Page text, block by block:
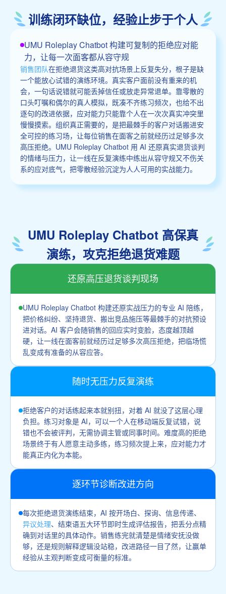
训练闭环缺位，经验止步于个人
UMU Roleplay Chatbot 构建可复制的拒绝应对能
力，让每一次面客都从容守规
销售团队在拒绝退货这类高对抗场景上反复失分，根子是缺
一个能放心试错的演练环境。真实客户面前没有重来的机
会，一句话说错就可能丢掉信任或放走异常退单。靠零散的
口头叮嘱和偶尔的真人模拟，既凑不齐练习频次，也给不出
逐句的改进依据，应对能力只能靠个人在一次次真实冲突里
慢慢摸索。组织真正需要的，是把最棘手的客户对话搬进安
全可控的练习场，让每位销售在面客之前就经历过足够多次
高压拒绝。UMU Roleplay Chatbot 用 AI 还原真实退货谈判
的情绪与压力，让一线在反复演练中练出从容守规又不伤关
系的应对底气，把零散经验沉淀为人人可用的实战能力。
UMU Roleplay Chatbot 高保真
演练，攻克拒绝退货难题
还原高压退货谈判现场
UMU Roleplay Chatbot 构建还原实战压力的专业 AI 陪练，
把价格纠纷、坚持退货、搬出竞品施压等最棘手的对抗预设
进对话。AI 客户会随销售的回应实时变脸，态度越顶越
硬，让一线在面客前就经历过足够多次高压拒绝，把临场慌
乱变成有准备的从容应答。
随时无压力反复演练
拒绝客户的对话练起来本就别扭，对着 AI 就没了这层心理
负担。练习对象是 AI，可以一个人在移动端反复试错，说
错也不会被评判，无需协调主管或同事时间。难度高的拒绝
场景终于有人愿意主动多练，练习频次提上来，应对能力才
能真正内化为本能。
逐环节诊断改进方向
每次拒绝退货演练结束，AI 按开场白、探询、信息传递、
异议处理、结束语五大环节即时生成评估报告，把丢分点精
确到对话里的具体动作。销售练完就清楚是情绪安抚没做
够，还是规则解释逻辑没站稳，改进路径一目了然，让赢单
经验从主观判断变成可衡量的标准。